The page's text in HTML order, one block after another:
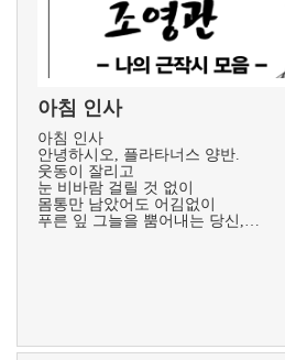
아침 인사
아침 인사
안녕하시오, 플라타너스 양반.
웃동이 잘리고
눈 비바람 걸릴 것 없이
몸통만 남았어도 어김없이
푸른 잎 그늘을 뿜어내는 당신,…